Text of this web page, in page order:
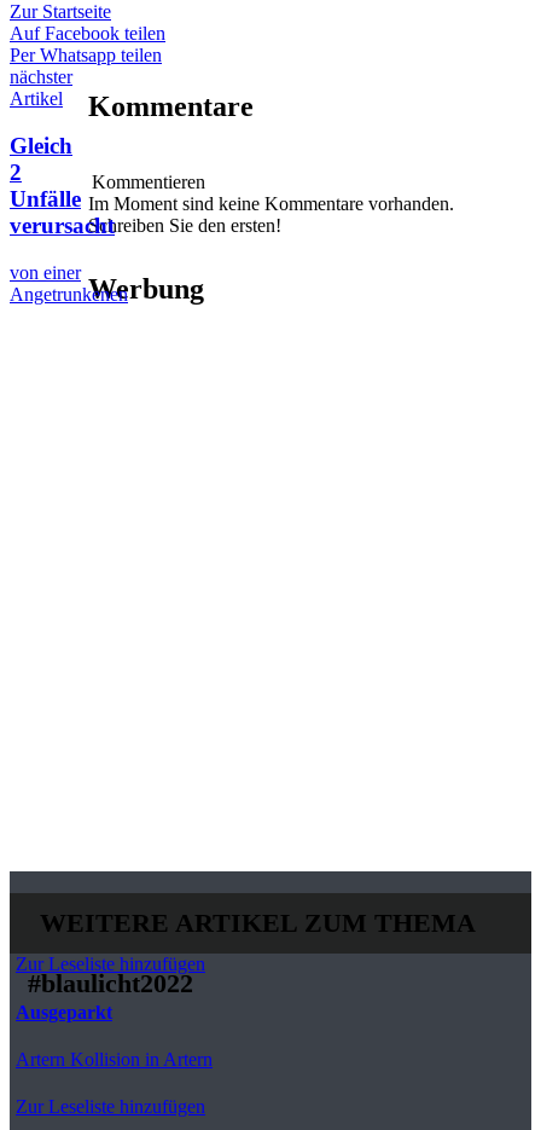
Zur Startseite
Auf Facebook teilen
Per Whatsapp teilen
nächster
Artikel
Gleich
2
Unfälle
verursacht
von einer
Angetrunkenen
Kommentare
Kommentieren
Im Moment sind keine Kommentare vorhanden.
Schreiben Sie den ersten!
Werbung
WEITERE ARTIKEL ZUM THEMA
#blaulicht2022
Zur Leseliste hinzufügen
Ausgeparkt
Artern Kollision in Artern
Zur Leseliste hinzufügen